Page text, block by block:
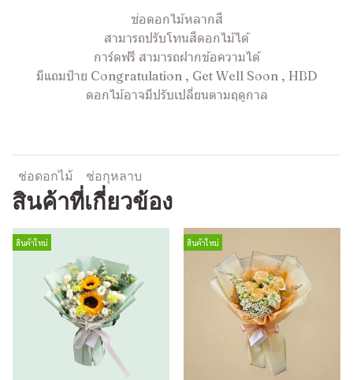
ช่อดอกไม้หลากสี
สามารถปรับโทนสีดอกไม้ได้
การ์ดฟรี สามารถฝากข้อความได้
มีแถมป้าย Congratulation , Get Well Soon , HBD
ดอกไม้อาจมีปรับเปลี่ยนตามฤดูกาล
ช่อดอกไม้ ช่อกุหลาบ
สินค้าที่เกี่ยวข้อง
สินค้าใหม่ สินค้าใหม่